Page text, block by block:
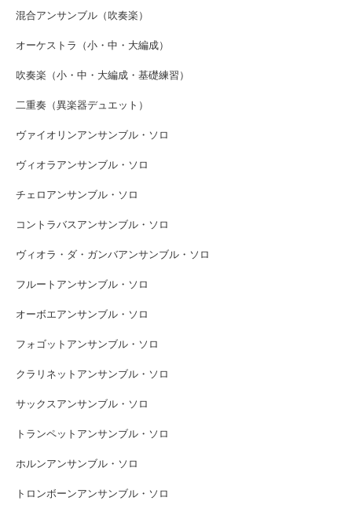
混合アンサンブル（吹奏楽）
オーケストラ（小・中・大編成）
吹奏楽（小・中・大編成・基礎練習）
二重奏（異楽器デュエット）
ヴァイオリンアンサンブル・ソロ
ヴィオラアンサンブル・ソロ
チェロアンサンブル・ソロ
コントラバスアンサンブル・ソロ
ヴィオラ・ダ・ガンバアンサンブル・ソロ
フルートアンサンブル・ソロ
オーボエアンサンブル・ソロ
フォゴットアンサンブル・ソロ
クラリネットアンサンブル・ソロ
サックスアンサンブル・ソロ
トランペットアンサンブル・ソロ
ホルンアンサンブル・ソロ
トロンボーンアンサンブル・ソロ